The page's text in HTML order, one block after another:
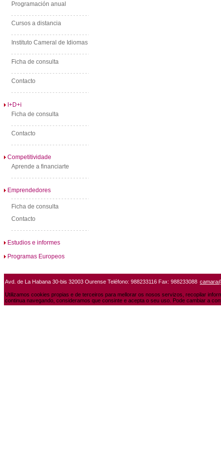
Programación anual
Cursos a distancia
Instituto Cameral de Idiomas
Ficha de consulta
Contacto
I+D+i
Ficha de consulta
Contacto
Competitividade
Aprende a financiarte
Emprendedores
Ficha de consulta
Contacto
Estudios e informes
Programas Europeos
Avd. de La Habana 30-bis 32003 Ourense Teléfono: 988233116 Fax: 988233088
Utilizamos cookies propias e de terceiros para mellorar os nosos servizos, recopilar
continua navegando, consideramos que consinte e acepta o seu uso. Pode cambiar a